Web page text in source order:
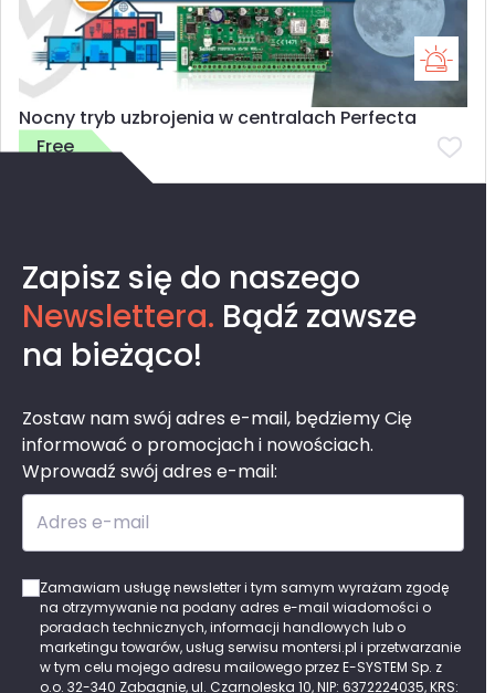
Nocny tryb uzbrojenia w centralach Perfecta
Free
Zapisz się do naszego
Newslettera. Bądź zawsze
na bieżąco!
Zostaw nam swój adres e-mail, będziemy Cię
informować o promocjach i nowościach.
Wprowadź swój adres e-mail:
Adres e-mail
Zamawiam usługę newsletter i tym samym wyrażam zgodę
na otrzymywanie na podany adres e-mail wiadomości o
poradach technicznych, informacji handlowych lub o
marketingu towarów, usług serwisu montersi.pl i przetwarzanie
w tym celu mojego adresu mailowego przez E-SYSTEM Sp. z
o.o. 32-340 Zabagnie, ul. Czarnoleska 10, NIP: 6372224035, KRS: